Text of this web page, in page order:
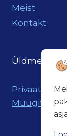
Meist
Kontakt
Üldmeil: